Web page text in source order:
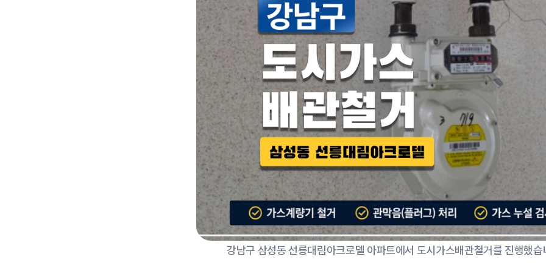
강남구 삼성동 선릉대림아크로델 아파트에서 도시가스배관철거를 진행했습